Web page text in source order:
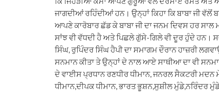
ਜਾਗਦੀਆਂ ਰਹਿੰਦੀਆਂ ਹਨ। ਉਨ੍ਹਾਂ ਕਿਹਾ ਕਿ ਬਾਬਾ ਜੀ ਵੱਲੋਂ
ਆਪਣੇ ਕਾਰੋਬਾਰ ਛੱਡ ਕੇ ਬਾਬਾ ਜੀ ਦਾ ਜਨਮ ਦਿਵਸ ਹਰ
ਸਾਂਝ ਵੀ ਵੱਧਦੀ ਹੈ ਅਤੇ ਪਿਛਲੇ ਗੁੱਸੇ-ਗਿਲੇ ਵੀ ਦੂਰ ਹੁੰਦੇ ਹਨ।
ਸਿੰਘ, ਰੁਪਿੰਦਰ ਸਿੰਘ ਹੈਪੀ ਦਾ ਸਮਾਗਮ ਦੌਰਾਨ ਹਾਜ਼ਰੀ
ਸਨਮਾਨ ਕੀਤਾ ਤੇ ਉਨ੍ਹਾਂ ਦੇ ਨਾਲ ਆਏ ਸਾਥੀਆ ਦਾ ਵੀ
ਦੇ ਵਾਈਸ ਪ੍ਰਧਾਨ ਰਣਧੀਰ ਧੀਮਾਨ, ਜਨਰਲ ਸੈਕਟਰੀ ਮਦਨ
ਧੀਮਾਨ,ਦੀਪਕ ਧੀਮਾਨ, ਭਾਰਤ ਭੂਸ਼ਨ,ਸੁਸ਼ੀਲ ਮੁੰਡੇ,ਨਰਿੰਦਰ